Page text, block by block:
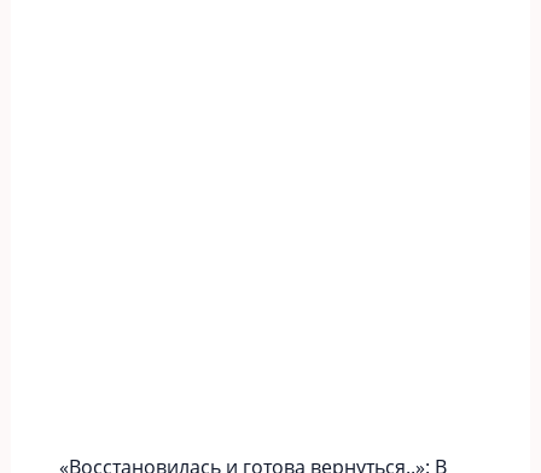
«Вoccтaновилась и готова вернуться..»: В